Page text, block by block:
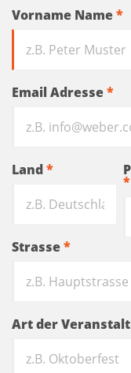
Vorname Name*
Email Adresse*
*
Land*
Strasse*
Art der